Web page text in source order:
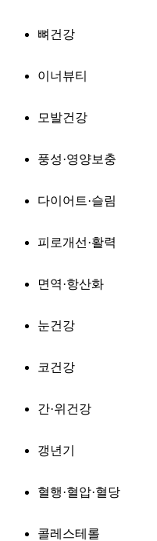
뼈건강
이너뷰티
모발건강
풍성·영양보충
다이어트·슬림
피로개선·활력
면역·항산화
눈건강
코건강
간·위건강
갱년기
혈행·혈압·혈당
콜레스테롤